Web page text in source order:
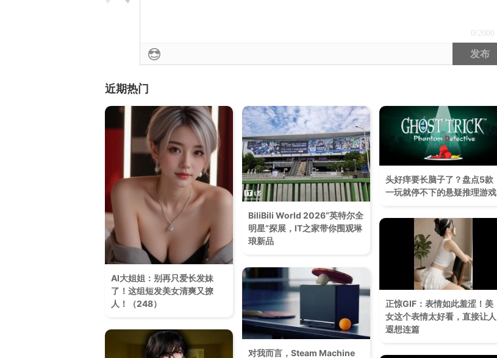
0 /2000
发布
近期热门
AI大姐姐：别再只爱长发妹
了！这组短发美女清爽又撩
人！（248）
BiliBili World 2026“英特尔全
明星”探展，IT之家带你围观琳
琅新品
头好痒要长脑子了？盘点5款
一玩就停不下的悬疑推理游戏
正惊GIF：表情如此羞涩！美
女这个表情太好看，直接让人
遐想连篇
对我而言，Steam Machine